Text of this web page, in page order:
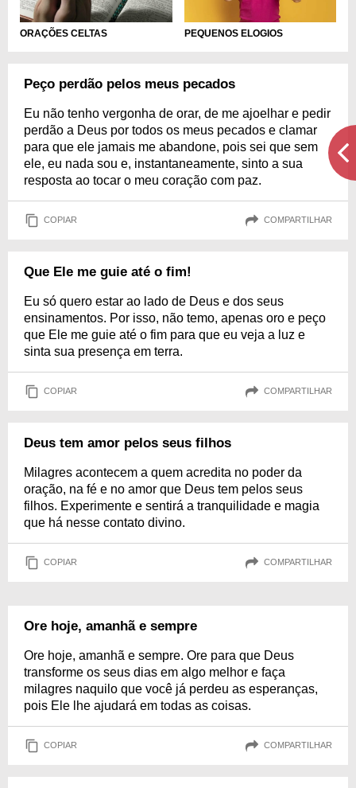
ORAÇÕES CELTAS PEQUENOS ELOGIOS
Peço perdão pelos meus pecados
Eu não tenho vergonha de orar, de me ajoelhar e pedir
perdão a Deus por todos os meus pecados e clamar
para que ele jamais me abandone, pois sei que sem
ele, eu nada sou e, instantaneamente, sinto a sua
resposta ao tocar o meu coração com paz.
COPIAR COMPARTILHAR
Que Ele me guie até o fim!
Eu só quero estar ao lado de Deus e dos seus
ensinamentos. Por isso, não temo, apenas oro e peço
que Ele me guie até o fim para que eu veja a luz e
sinta sua presença em terra.
COPIAR COMPARTILHAR
Deus tem amor pelos seus filhos
Milagres acontecem a quem acredita no poder da
oração, na fé e no amor que Deus tem pelos seus
filhos. Experimente e sentirá a tranquilidade e magia
que há nesse contato divino.
COPIAR COMPARTILHAR
Ore hoje, amanhã e sempre
Ore hoje, amanhã e sempre. Ore para que Deus
transforme os seus dias em algo melhor e faça
milagres naquilo que você já perdeu as esperanças,
pois Ele lhe ajudará em todas as coisas.
COPIAR COMPARTILHAR